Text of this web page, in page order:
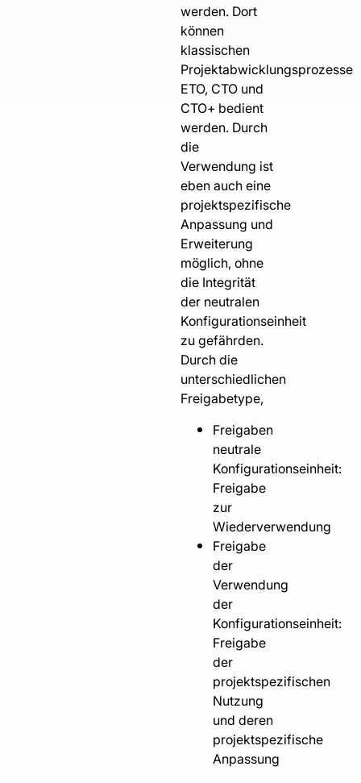
werden. Dort
können
klassischen
Projektabwicklungsprozesse
ETO, CTO und
CTO+ bedient
werden. Durch
die
Verwendung ist
eben auch eine
projektspezifische
Anpassung und
Erweiterung
möglich, ohne
die Integrität
der neutralen
Konfigurationseinheit
zu gefährden.
Durch die
unterschiedlichen
Freigabetype,
Freigaben
neutrale
Konfigurationseinheit:
Freigabe
zur
Wiederverwendung
Freigabe
der
Verwendung
der
Konfigurationseinheit:
Freigabe
der
projektspezifischen
Nutzung
und deren
projektspezifische
Anpassung